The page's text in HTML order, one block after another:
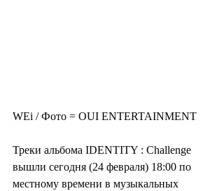
WEi / Фото = OUI ENTERTAINMENT
Треки альбома IDENTITY : Challenge
вышли сегодня (24 февраля) 18:00 по
местному времени в музыкальных